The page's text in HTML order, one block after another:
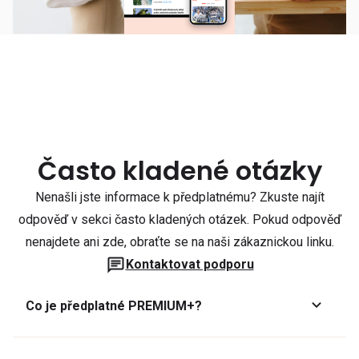
Často kladené otázky
Nenašli jste informace k předplatnému? Zkuste najít
odpověď v sekci často kladených otázek. Pokud odpověď
nenajdete ani zde, obraťte se na naši zákaznickou linku.
Kontaktovat podporu
Co je předplatné PREMIUM+?